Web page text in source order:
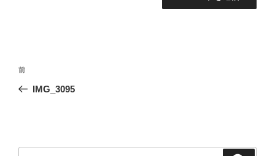
投
ナ
ー
前
の
前
IMG_3095